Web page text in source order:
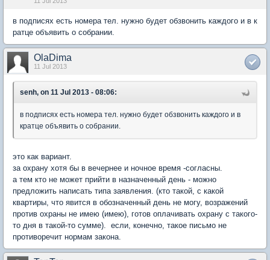
в подписях есть номера тел. нужно будет обзвонить каждого и в к
ратце объявить о собрании.
OlaDima
11 Jul 2013
senh, on 11 Jul 2013 - 08:06:
в подписях есть номера тел. нужно будет обзвонить каждого и в
кратце объявить о собрании.
это как вариант.
за охрану хотя бы в вечернее и ночное время -согласны.
а тем кто не может прийти в назначенный день - можно
предложить написать типа заявления. (кто такой, с какой
квартиры, что явится в обозначенный день не могу, возражений
против охраны не имею (имею), готов оплачивать охрану с такого-
то дня в такой-то сумме). если, конечно, такое письмо не
противоречит нормам закона.